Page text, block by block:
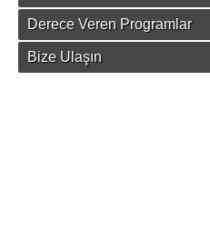
Derece Veren Programlar
Bize Ulaşın